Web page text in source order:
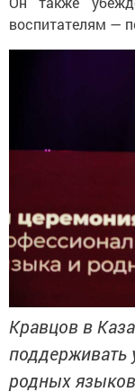
воспитателям —
Кравцов в
поддерживать
родных языков